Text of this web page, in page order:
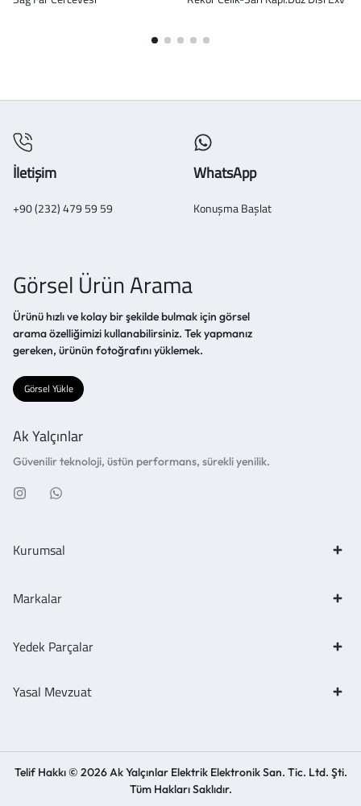
İletişim
+90 (232) 479 59 59
WhatsApp
Konuşma Başlat
Görsel Ürün Arama
Ürünü hızlı ve kolay bir şekilde bulmak için görsel
arama özelliğimizi kullanabilirsiniz. Tek yapmanız
gereken, ürünün fotoğrafını yüklemek.
Görsel Yükle
Ak Yalçınlar
Güvenilir teknoloji, üstün performans, sürekli yenilik.
Kurumsal
Markalar
Yedek Parçalar
Yasal Mevzuat
Telif Hakkı © 2026 Ak Yalçınlar Elektrik Elektronik San. Tic. Ltd. Şti.
Tüm Hakları Saklıdır.